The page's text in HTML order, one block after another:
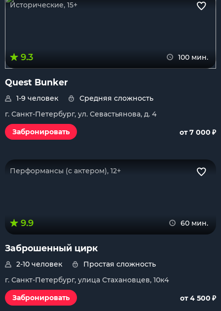
Исторические, 15+
9.3 100 мин.
Quest Bunker
1-9 человек
Средняя сложность
г. Санкт-Петербург, ул. Севастьянова, д. 4
Забронировать
от 7 000 ₽
Перформансы (с актером), 12+
9.9 60 мин.
Заброшенный цирк
2-10 человек
Простая сложность
г. Санкт-Петербург, улица Стахановцев, 10к4
Забронировать
от 4 500 ₽